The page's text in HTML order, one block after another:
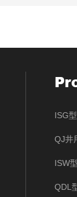
ISG
QJ井
ISW
QDL